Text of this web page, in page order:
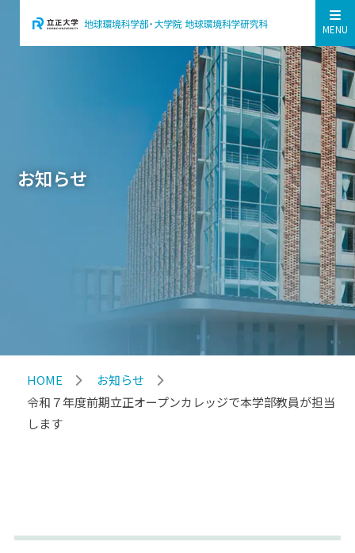
MENU
お知らせ
HOME
お知らせ
令和７年度前期立正オープンカレッジで本学部教員が担当
します